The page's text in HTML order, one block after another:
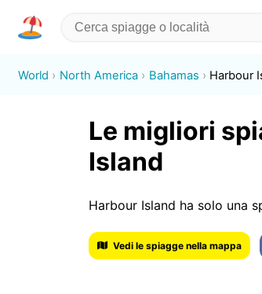
World North America Bahamas Harbour
Le migliori
Island
Harbour Island ha solo una
Vedi le spiagge nella mappa